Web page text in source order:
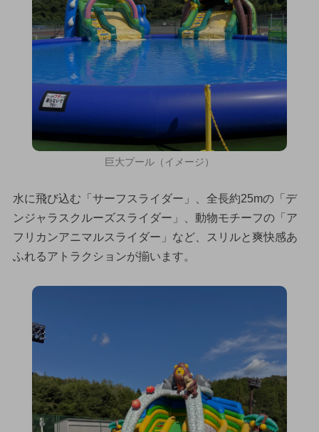
巨大プール（イメージ）
水に飛び込む「サーフスライダー」、全長約25mの「デ
ンジャラスクルーズスライダー」、動物モチーフの「ア
フリカンアニマルスライダー」など、スリルと爽快感あ
ふれるアトラクションが揃います。